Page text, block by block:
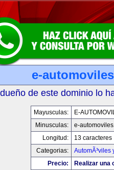
e-
de este dominio lo
Mayusculas:
E-
Minusculas:
e-
Longitud:
13 caracteres
Categorias:
AutomÃ³viles
Precio:
Realizar una